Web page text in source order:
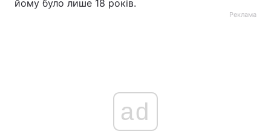
йому було лише 18 років.
Реклама
ad